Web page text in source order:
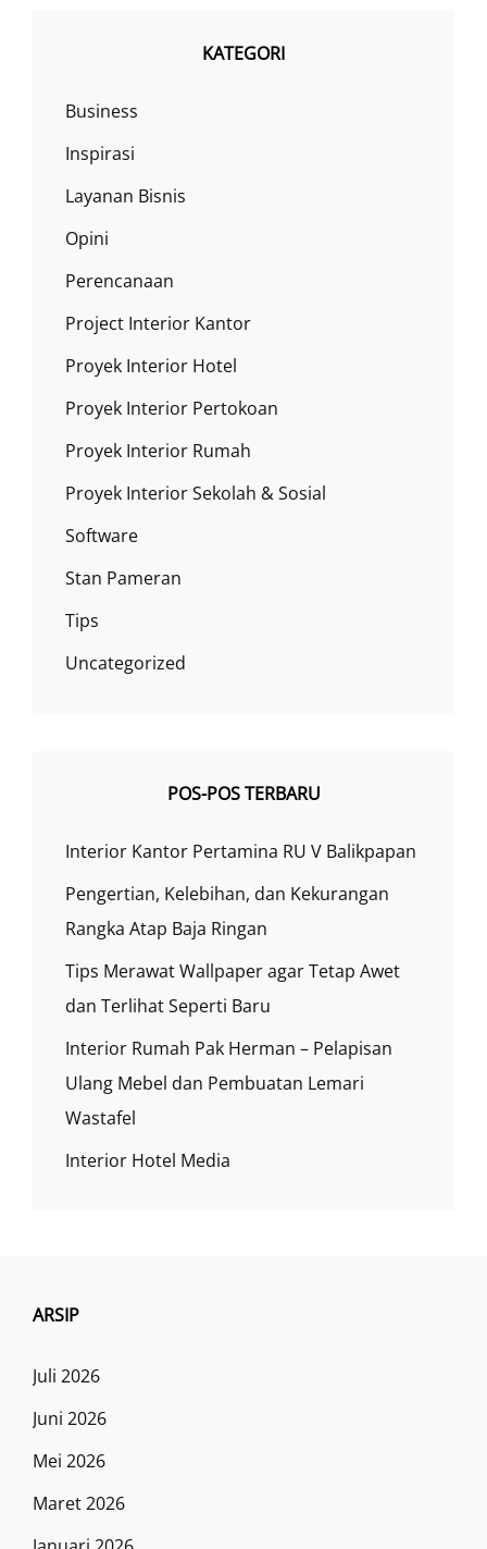
KATEGORI
Business
Inspirasi
Layanan Bisnis
Opini
Perencanaan
Project Interior Kantor
Proyek Interior Hotel
Proyek Interior Pertokoan
Proyek Interior Rumah
Proyek Interior Sekolah & Sosial
Software
Stan Pameran
Tips
Uncategorized
POS-POS TERBARU
Interior Kantor Pertamina RU V Balikpapan
Pengertian, Kelebihan, dan Kekurangan
Rangka Atap Baja Ringan
Tips Merawat Wallpaper agar Tetap Awet
dan Terlihat Seperti Baru
Interior Rumah Pak Herman – Pelapisan
Ulang Mebel dan Pembuatan Lemari
Wastafel
Interior Hotel Media
ARSIP
Juli 2026
Juni 2026
Mei 2026
Maret 2026